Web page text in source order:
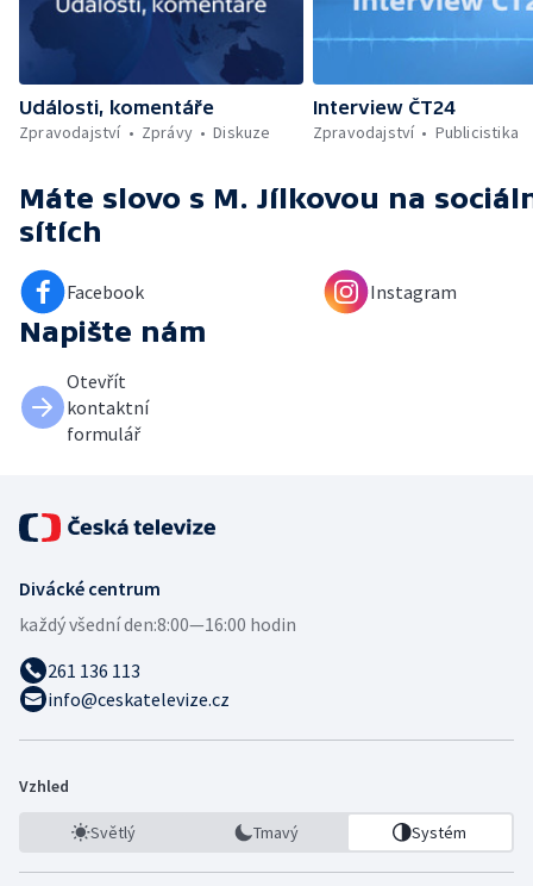
Události, komentáře
Zpravodajství
Zprávy Diskuze
Interview ČT24
Zpravodajství
Publicistika
Máte slovo s M. Jílkovou na
sítích
Facebook Instagram
Napište nám
Otevřít
kontaktní
formulář
Divácké centrum
každý všední den:8:00—16:00 hodin
261 136 113
info@ceskatelevize.cz
Vzhled
Světlý Tmavý Systém